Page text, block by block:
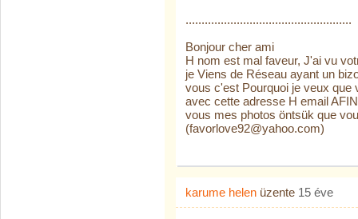
....................................................
Bonjour cher ami
H nom est mal faveur, J'ai vu
je Viens de Réseau ayant un
vous c'est Pourquoi je veux que
avec cette adresse H email
vous mes photos öntsük que
(favorlove92@yahoo.com)
karume helen üzente 15 éve